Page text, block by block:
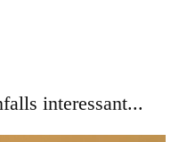
interessant...